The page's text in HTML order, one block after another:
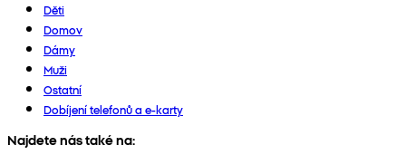
Děti
Domov
Dámy
Muži
Ostatní
Dobíjení telefonů a e-karty
Najdete nás také na: